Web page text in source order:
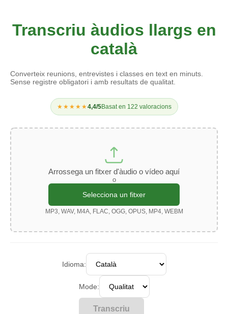
Transcriu àudios llargs en
català
Converteix reunions, entrevistes i classes en text en minuts.
Sense registre obligatori i amb resultats de qualitat.
★★★★★4,4/5Basat en 122 valoracions
Arrossega un fitxer d'àudio o vídeo aquí
o
Selecciona un fitxer
MP3, WAV, M4A, FLAC, OGG, OPUS, MP4, WEBM
Idioma:
Mode:
Transcriu